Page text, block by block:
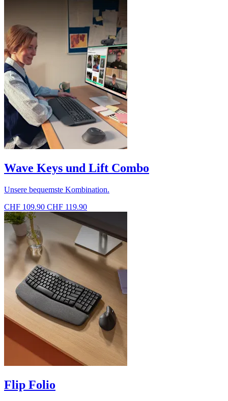
Wave Keys und Lift Combo
Unsere bequemste Kombination.
CHF 109.90 CHF 119.90
Flip Folio